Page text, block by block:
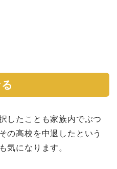
したことも家族内でぶつ
の高校を中退したという
気になります。